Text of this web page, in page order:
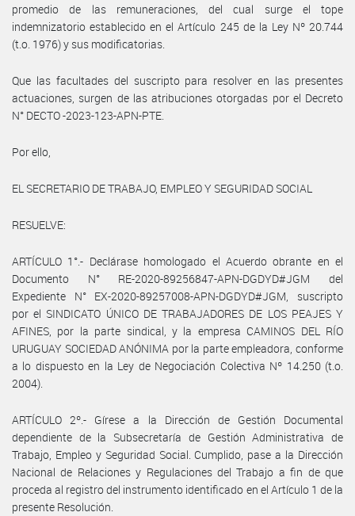
promedio de las remuneraciones, del cual surge el tope
indemnizatorio establecido en el Artículo 245 de la Ley Nº 20.744
(t.o. 1976) y sus modificatorias.
Que las facultades del suscripto para resolver en las presentes
actuaciones, surgen de las atribuciones otorgadas por el Decreto
N° DECTO -2023-123-APN-PTE.
Por ello,
EL SECRETARIO DE TRABAJO, EMPLEO Y SEGURIDAD SOCIAL
RESUELVE:
ARTÍCULO 1°.- Declárase homologado el Acuerdo obrante en el
Documento N° RE-2020-89256847-APN-DGDYD#JGM del
Expediente N° EX-2020-89257008-APN-DGDYD#JGM, suscripto
por el SINDICATO ÚNICO DE TRABAJADORES DE LOS PEAJES Y
AFINES, por la parte sindical, y la empresa CAMINOS DEL RÍO
URUGUAY SOCIEDAD ANÓNIMA por la parte empleadora, conforme
a lo dispuesto en la Ley de Negociación Colectiva Nº 14.250 (t.o.
2004).
ARTÍCULO 2º.- Gírese a la Dirección de Gestión Documental
dependiente de la Subsecretaría de Gestión Administrativa de
Trabajo, Empleo y Seguridad Social. Cumplido, pase a la Dirección
Nacional de Relaciones y Regulaciones del Trabajo a fin de que
proceda al registro del instrumento identificado en el Artículo 1 de la
presente Resolución.